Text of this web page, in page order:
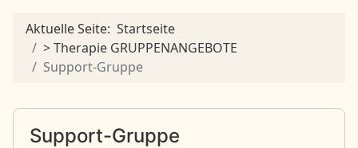
Aktuelle Seite: Startseite
> Therapie GRUPPENANGEBOTE
Support-Gruppe
Support-Gruppe